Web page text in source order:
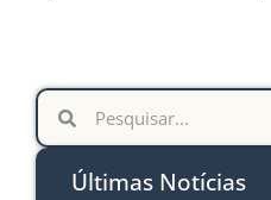
Últimas Notícias